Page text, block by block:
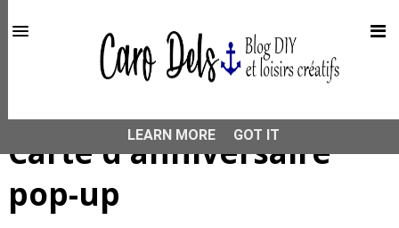
Carte d'anniversaire
pop-up
This site uses cookies from Google to deliver its services
and to analyze traffic. Your IP address and user-agent are
shared with Google along with performance and security
metrics to ensure quality of service, generate usage
LEARN MORE
GOT IT